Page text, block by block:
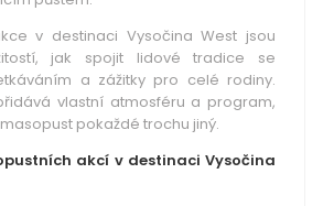
v destinaci Vysočina West jsou
jak spojit lidové tradice se
a zážitky pro celé rodiny.
vlastní atmosféru a program,
pokaždé trochu jiný.
akcí v destinaci Vysočina